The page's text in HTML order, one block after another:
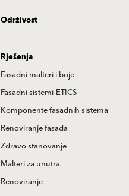
Održivost
Rješenja
Fasadni malteri i boje
Fasadni sistemi-ETICS
Komponente fasadnih sistema
Renoviranje fasada
Zdravo stanovanje
Malteri za unutra
Renoviranje